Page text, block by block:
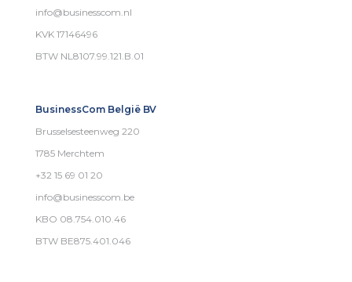
info@businesscom.nl
KVK 17146496
BTW NL8107.99.121.B.01
BusinessCom België BV
Brusselsesteenweg 220
1785 Merchtem
+32 15 69 01 20
info@businesscom.be
KBO 08.754.010.46
BTW BE875.401.046